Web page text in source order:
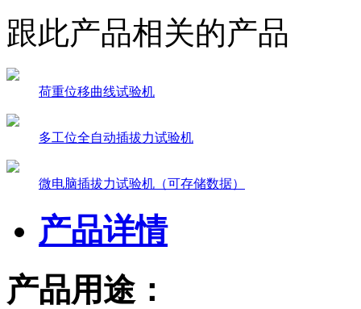
跟此产品相关的产品
荷重位移曲线试验机
多工位全自动插拔力试验机
微电脑插拔力试验机（可存储数据）
产品详情
产品用途：